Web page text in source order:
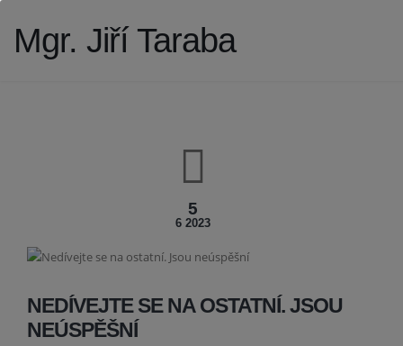
Mgr. Jiří Taraba
5
6 2023
NEDÍVEJTE SE NA OSTATNÍ. JSOU
NEÚSPĚŠNÍ